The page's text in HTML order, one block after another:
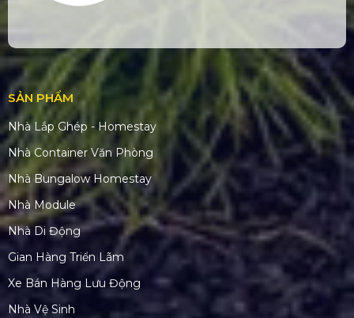
SẢN PHẨM
Nhà Lắp Ghép - Homestay
Nhà Container Văn Phòng
Nhà Bungalow Homestay
Nhà Module
Nhà Di Động
Gian Hàng Triển Lãm
Xe Bán Hàng Lưu Động
Nhà Vệ Sinh